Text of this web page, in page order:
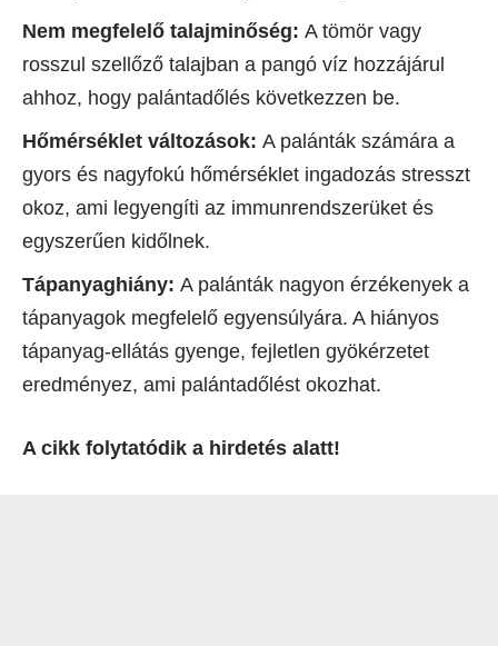
Nem megfelelő talajminőség: A tömör vagy
rosszul szellőző talajban a pangó víz hozzájárul
ahhoz, hogy palántadőlés következzen be.
Hőmérséklet változások: A palánták számára a
gyors és nagyfokú hőmérséklet ingadozás stresszt
okoz, ami legyengíti az immunrendszerüket és
egyszerűen kidőlnek.
Tápanyaghiány: A palánták nagyon érzékenyek a
tápanyagok megfelelő egyensúlyára. A hiányos
tápanyag-ellátás gyenge, fejletlen gyökérzetet
eredményez, ami palántadőlést okozhat.
A cikk folytatódik a hirdetés alatt!